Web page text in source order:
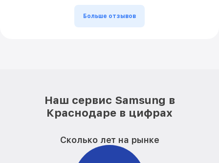
Больше отзывов
Наш сервис Samsung в
Краснодаре в цифрах
Сколько лет на рынке